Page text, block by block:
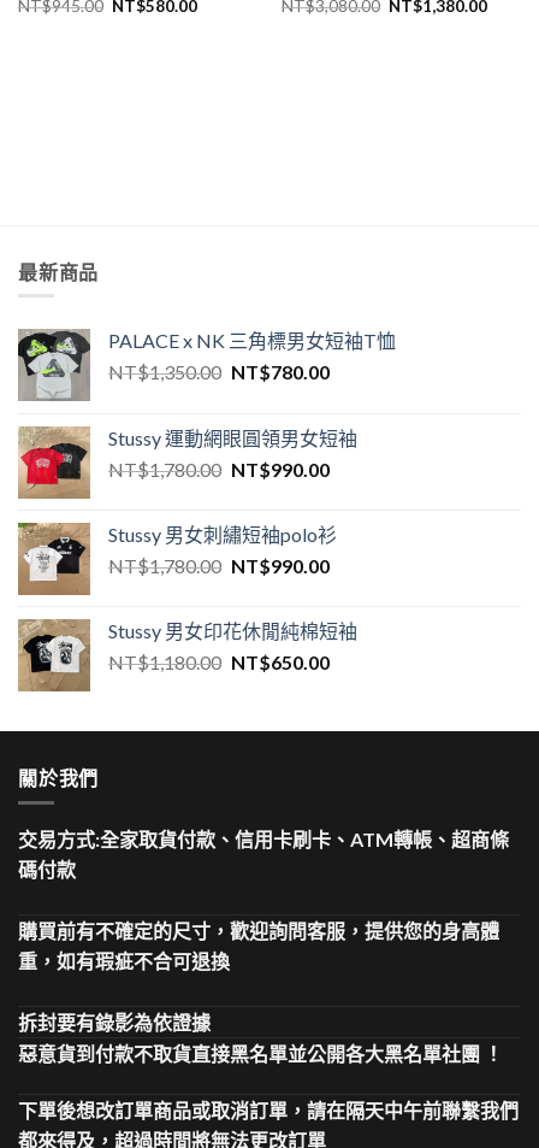
NT$945.00 NT$580.00
NT$3,080.00 NT$1,380.00
最新商品
PALACE x NK 三角標男女短袖T恤
NT$1,350.00 NT$780.00
Stussy 運動網眼圓領男女短袖
NT$1,780.00 NT$990.00
Stussy 男女刺繡短袖polo衫
NT$1,780.00 NT$990.00
Stussy 男女印花休閒純棉短袖
NT$1,180.00 NT$650.00
關於我們
交易方式:全家取貨付款、信用卡刷卡、ATM轉帳、超商條
碼付款
購買前有不確定的尺寸，歡迎詢問客服，提供您的身高體
重，如有瑕疵不合可退換
拆封要有錄影為依證據
惡意貨到付款不取貨直接黑名單並公開各大黑名單社團 ！
下單後想改訂單商品或取消訂單，請在隔天中午前聯繫我們
都來得及，超過時間將無法更改訂單